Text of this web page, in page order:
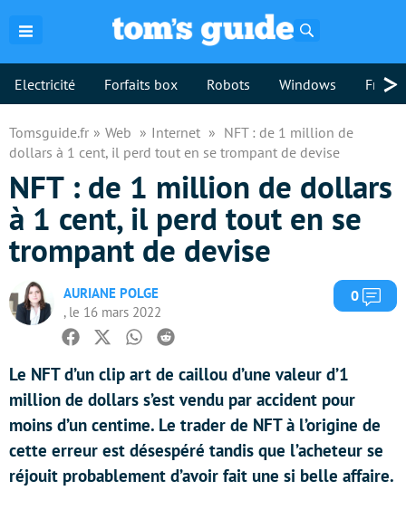
Electricité Forfaits box Robots Windows >
Tomsguide.fr Web Internet
NFT : de 1 million de
dollars à 1 cent, il perd tout en se trompant de devise
NFT : de 1 million de dollars
à 1 cent, il perd tout en se
trompant de devise
AURIANE POLGE
, le 16 mars 2022
0
Facebook
TwitterWhatsapp
Reddit
Le NFT d’un clip art de caillou d’une valeur d’1
million de dollars s’est vendu par accident pour
moins d’un centime. Le trader de NFT à l’origine de
cette erreur est désespéré tandis que l’acheteur se
réjouit probablement d’avoir fait une si belle affaire.